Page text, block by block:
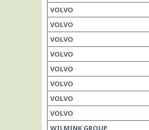
VOLVO
VOLVO
VOLVO
VOLVO
VOLVO
VOLVO
VOLVO
VOLVO
WILMINK GROUP